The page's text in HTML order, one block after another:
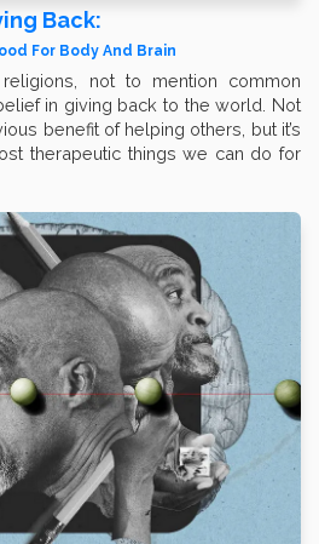
Back:
For Body And Brain
not to mention common
in giving back to the world. Not
benefit of helping others, but it’s
therapeutic things we can do for